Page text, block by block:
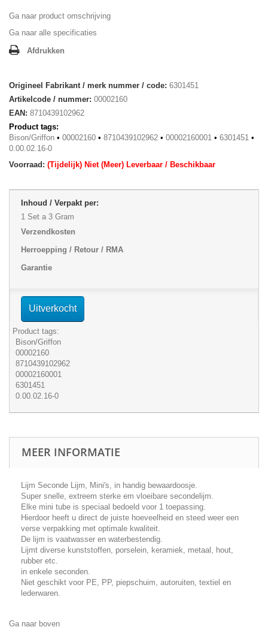
Ga naar product omschrijving
Ga naar alle specificaties
Afdrukken
Origineel Fabrikant / merk nummer / code: 6301451
Artikelcode / nummer: 00002160
EAN: 8710439102962
Product tags:
Bison/Griffon • 00002160 • 8710439102962 • 00002160001 • 6301451 •
0.00.02.16-0
Voorraad: (Tijdelijk) Niet (Meer) Leverbaar / Beschikbaar
Inhoud / Verpakt per:
1 Set a 3 Gram
Verzendkosten
Herroepping / Retour / RMA
Garantie
Uitverkocht
Product tags:
Bison/Griffon
00002160
8710439102962
00002160001
6301451
0.00.02.16-0
MEER INFORMATIE
Lijm Seconde Lijm, Mini's, in handig bewaardoosje.
Super snelle, extreem sterke em vloeibare secondelijm.
Elke mini tube is speciaal bedoeld voor 1 toepassing.
Hierdoor heeft u direct de juiste hoeveelheid en steed weer een
verse verpakking met optimale kwaliteit.
De lijm is vaatwasser en waterbestendig.
Lijmt diverse kunststoffen, porselein, keramiek, metaal, hout,
rubber etc.
in enkele seconden.
Niet geschikt voor PE, PP, piepschuim, autoruiten, textiel en
lederwaren.
Ga naar boven